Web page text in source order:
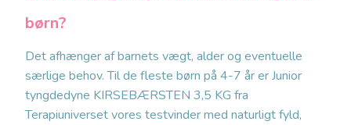
børn?
Det afhænger af barnets vægt, alder og eventuelle
særlige behov. Til de fleste børn på 4-7 år er Junior
tyngdedyne KIRSEBÆRSTEN 3,5 KG fra
Terapiuniverset vores testvinder med naturligt fyld,